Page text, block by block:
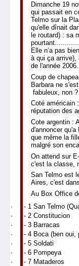
Dimanche 19
qui passait en
Telmo sur la
qu'elle dînait
le routard) : sa
Elle n’a pas
à qui ça arrive),
de l'année
Coup de
Barbara ne
fabuleux, non
Coté américain
réputation des
Cote argentin :
d'annoncer
que même la
malgré son
On attend sur
c'est la classe,
San Telmo est
Aires, c'est
Au Box Office
·
- 1 San Telmo
·
- 2 Constitucion
·
- 3 Barracas
·
- 4 Boca (ben oui,
·
- 5 Soldati
·
- 6 Pompeya
·
- 7 Mataderos